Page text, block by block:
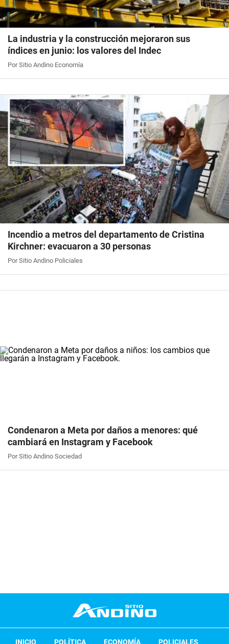
La industria y la construcción mejoraron sus
índices en junio: los valores del Indec
Por Sitio Andino Economía
Incendio a metros del departamento de Cristina
Kirchner: evacuaron a 30 personas
Por Sitio Andino Policiales
Condenaron a Meta por daños a menores: qué
cambiará en Instagram y Facebook
Por Sitio Andino Sociedad
INICIO POLÍTICA ECONOMÍA POLICIALES